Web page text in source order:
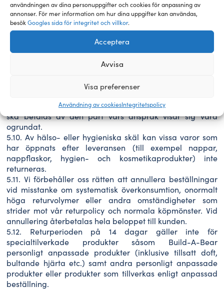
användningen av dina personuppgifter och cookies för anpassning av
annonser. För mer information om hur dina uppgifter kan användas,
besök Googles sida för integritet och villkor.
Acceptera
Avvisa
Visa preferenser
Användning av cookiesIntegritetspolicy
kvitta kostnaderna för den orsakade skadan.
5.8. Säljaren har rätt att från det återbetalningsbara
beloppet dra av de transportkostnader som uppkommit i
samband med återlämnandet av varan för frågor som
rör köparen. I detta fall kommer transportkostnaden att
beloppet har denne rätt att begära att en
devalvering. Kostnaderna för den utomstående experten
ska betalas av den part vars anspråk visar sig vara
ogrundat.
5.10. Av hälso- eller hygieniska skäl kan vissa varor som
har öppnats efter leveransen (till exempel nappar,
nappflaskor, hygien- och kosmetikaprodukter) inte
returneras.
5.11. Vi förbehåller oss rätten att annullera beställningar
vid misstanke om systematisk överkonsumtion, onormalt
höga returvolymer eller andra omständigheter som
strider mot vår returpolicy och normala köpmönster. Vid
annullering återbetalas hela beloppet till kunden.
5.12. Returperioden på 14 dagar gäller inte för
specialtilverkade produkter såsom Build-A-Bear
personligt anpassade produkter (inklusive tillsatt doft,
bultande hjärta etc.) samt andra personligt anpassade
produkter eller produkter som tillverkas enligt anpassad
beställning.